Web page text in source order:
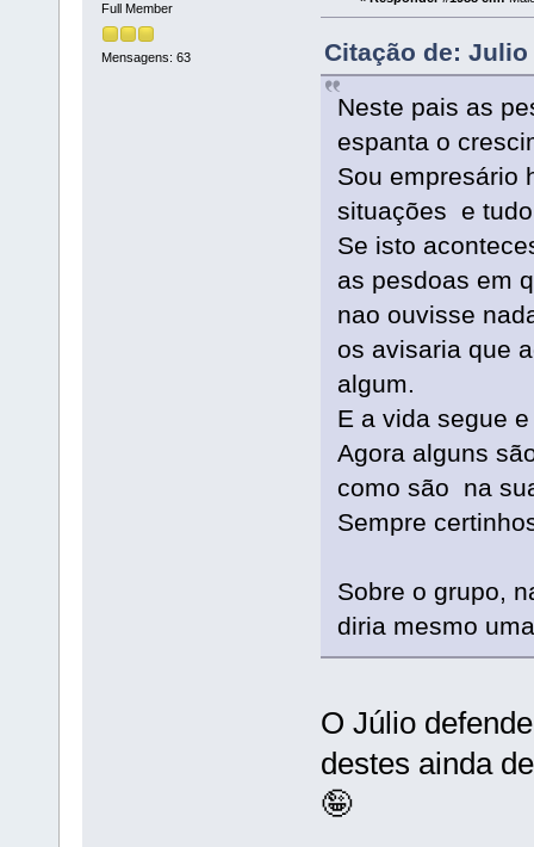
Full Member
Mensagens: 63
Citação de: Julio
Neste pais as
espanta o
Sou empresário
situações e
Se isto
as pesdoas em
nao ouvisse
os avisaria que
algum.
E a vida segue
Agora alguns
como são na
Sempre
Sobre o grupo,
diria mesmo
O Júlio
destes ainda
🤪